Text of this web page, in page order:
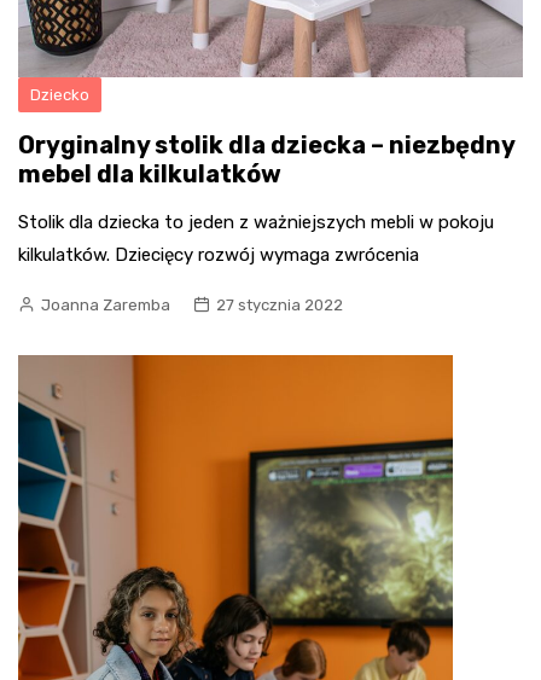
Dziecko
Oryginalny stolik dla dziecka – niezbędny
mebel dla kilkulatków
Stolik dla dziecka to jeden z ważniejszych mebli w pokoju
kilkulatków. Dziecięcy rozwój wymaga zwrócenia
Joanna Zaremba 27 stycznia 2022